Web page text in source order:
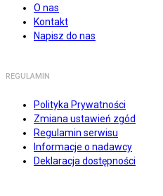
O nas
Kontakt
Napisz do nas
REGULAMIN
Polityka Prywatności
Zmiana ustawień zgód
Regulamin serwisu
Informacje o nadawcy
Deklaracja dostępności